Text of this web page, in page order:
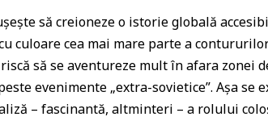
să creioneze o istorie globală
culoare cea mai mare parte a
riscă să se aventureze mult în afara zonei
evenimente „extra-sovietice”. Aşa se
– fascinantă, altminteri – a rolului